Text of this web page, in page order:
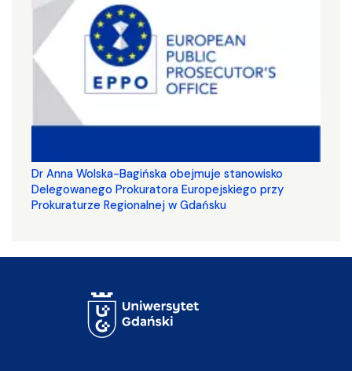
Dr Anna Wolska-Bagińska obejmuje stanowisko
Delegowanego Prokuratora Europejskiego przy
Prokuraturze Regionalnej w Gdańsku